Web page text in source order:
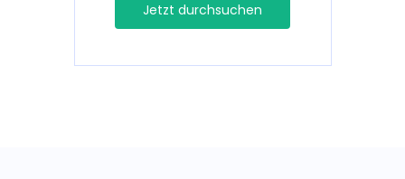
Jetzt durchsuchen